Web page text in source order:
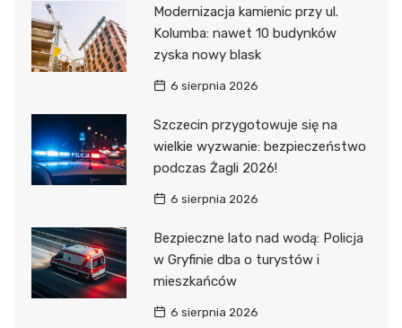
Modernizacja kamienic przy ul.
Kolumba: nawet 10 budynków
zyska nowy blask
6 sierpnia 2026
Szczecin przygotowuje się na
wielkie wyzwanie: bezpieczeństwo
podczas Żagli 2026!
6 sierpnia 2026
Bezpieczne lato nad wodą: Policja
w Gryfinie dba o turystów i
mieszkańców
6 sierpnia 2026